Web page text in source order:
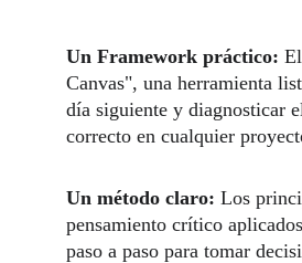
Un Framework práctico:
Canvas", una herramienta
día siguiente y diagnosticar
correcto en cualquier
Un método claro: Los
pensamiento crítico
paso a paso para tomar